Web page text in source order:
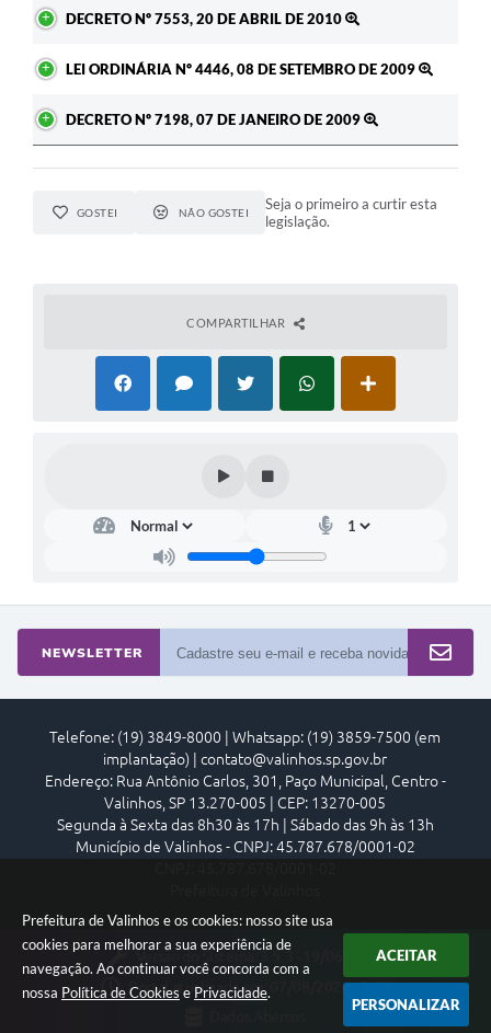
Prefeitura de Valinhos e os cookies: nosso site usa
cookies para melhorar a sua experiência de
navegação. Ao continuar você concorda com a
nossa Política de Cookies e Privacidade.
ACEITAR
PERSONALIZAR
A Prefeitura
Enquete
Jornal
Agenda
DECRETO Nº 7553, 20 DE ABRIL DE 2010
LEI ORDINÁRIA Nº 4446, 08 DE SETEMBRO DE 2009
DECRETO Nº 7198, 07 DE JANEIRO DE 2009
GOSTEI NÃO GOSTEI
Seja o primeiro a curtir esta
legislação.
COMPARTILHAR
NEWSLETTER
Telefone: (19) 3849-8000 | Whatsapp: (19) 3859-7500 (em
implantação) | contato@valinhos.sp.gov.br
Endereço: Rua Antônio Carlos, 301, Paço Municipal, Centro -
Valinhos, SP 13.270-005 | CEP: 13270-005
Segunda à Sexta das 8h30 às 17h | Sábado das 9h às 13h
Município de Valinhos - CNPJ: 45.787.678/0001-02
Versão do Sistema:
3.5.3 - 19/06/2026
Portal atualizado em:
07/08/2026 18:16